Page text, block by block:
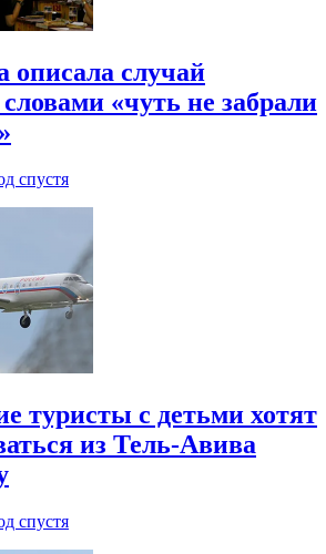
описала случай
«чуть не забрали
спустя
туристы с детьми хотят
из Тель-Авива
спустя